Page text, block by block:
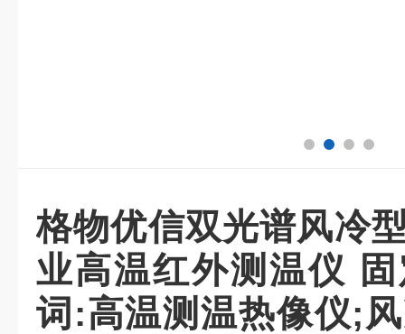
格物优信双光谱风冷
业高温红外测温仪
词:高温测温热像仪;